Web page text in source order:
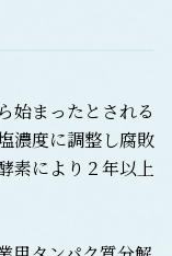
始まったとされる
濃度に調整し腐敗
素により２年以上